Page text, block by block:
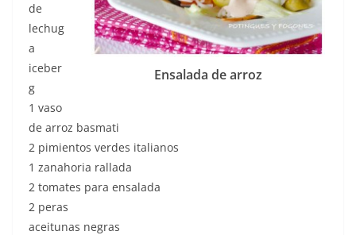
Ensalada de arroz
de
lechug
a
iceber
g
1 vaso
de arroz basmati
2 pimientos verdes italianos
1 zanahoria rallada
2 tomates para ensalada
2 peras
aceitunas negras